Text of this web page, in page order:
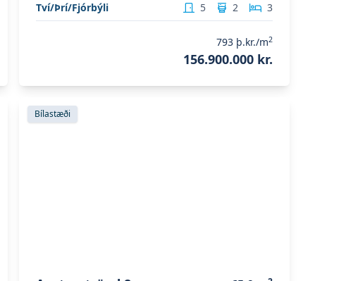
Tví/Þrí/Fjórbýli 5 2 3
793 þ.kr./m2
156.900.000 kr.
Skoða eignina
Bílastæði